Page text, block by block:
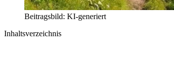
Beitragsbild: KI-generiert
Inhaltsverzeichnis